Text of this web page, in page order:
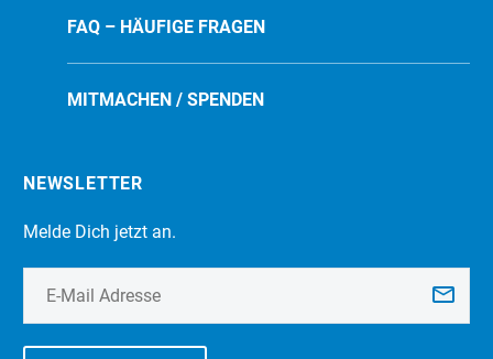
FAQ – HÄUFIGE FRAGEN
MITMACHEN / SPENDEN
NEWSLETTER
Melde Dich jetzt an.